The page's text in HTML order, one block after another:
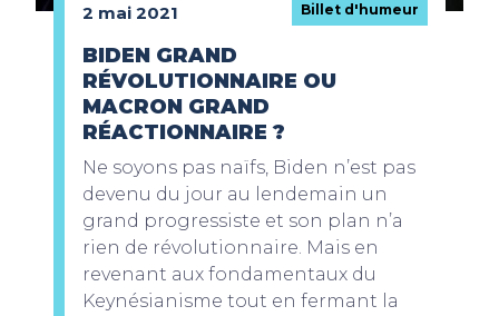
2 mai 2021 Billet d'humeur
BIDEN GRAND
RÉVOLUTIONNAIRE OU
MACRON GRAND
RÉACTIONNAIRE ?
Ne soyons pas naïfs, Biden n’est pas
devenu du jour au lendemain un
grand progressiste et son plan n’a
rien de révolutionnaire. Mais en
revenant aux fondamentaux du
Keynésianisme tout en fermant la